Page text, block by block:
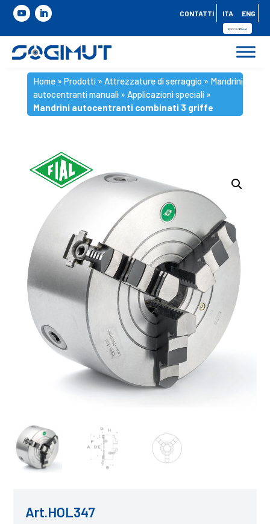
CONTATTI ITA ENG
Home» Prodotti» Attrezzature di serraggio » Mandrini
autocentranti manuali» Applicazioni speciali»
Mandrini autocentranti combinati 3 griffe
Art.HOL347